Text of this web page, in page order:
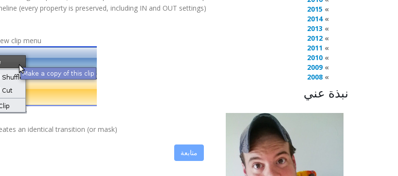
(every property is preserved, including IN and OUT settings).
clip menu:
an identical transition (or mask), ...
متابعة
2015
2014
2013
2012
2011
2010
2009
2008
نبذة عني